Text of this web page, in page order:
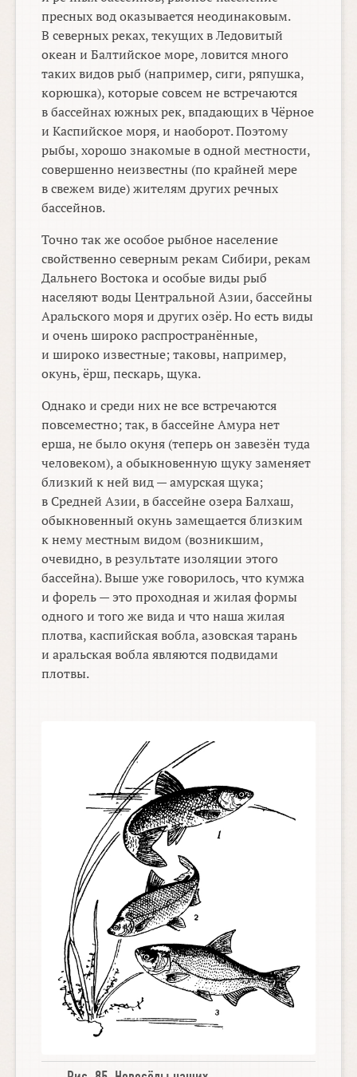
пресных вод оказывается неодинаковым.
В северных реках, текущих в Ледовитый
океан и Балтийское море, ловится много
таких видов рыб (например, сиги, ряпушка,
корюшка), которые совсем не встречаются
в бассейнах южных рек, впадающих в Чёрное
и Каспийское моря, и наоборот. Поэтому
рыбы, хорошо знакомые в одной местности,
совершенно неизвестны (по крайней мере
в свежем виде) жителям других речных
бассейнов.
Точно так же особое рыбное население
свойственно северным рекам Сибири, рекам
Дальнего Востока и особые виды рыб
населяют воды Центральной Азии, бассейны
Аральского моря и других озёр. Но есть виды
и очень широко распространённые,
и широко известные; таковы, например,
окунь, ёрш, пескарь, щука.
Однако и среди них не все встречаются
повсеместно; так, в бассейне Амура нет
ерша, не было окуня (теперь он завезён туда
человеком), а обыкновенную щуку заменяет
близкий к ней вид — амурская щука;
в Средней Азии, в бассейне озера Балхаш,
обыкновенный окунь замещается близким
к нему местным видом (возникшим,
очевидно, в результате изоляции этого
бассейна). Выше уже говорилось, что кумжа
и форель — это проходная и жилая формы
одного и того же вида и что наша жилая
плотва, каспийская вобла, азовская тарань
и аральская вобла являются подвидами
плотвы.